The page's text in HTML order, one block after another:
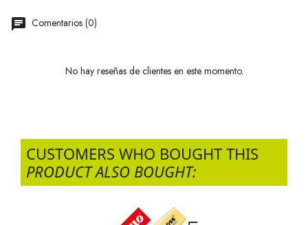
Comentarios (0)
No hay reseñas de clientes en este momento.
CUSTOMERS WHO BOUGHT THIS
PRODUCT ALSO BOUGHT: